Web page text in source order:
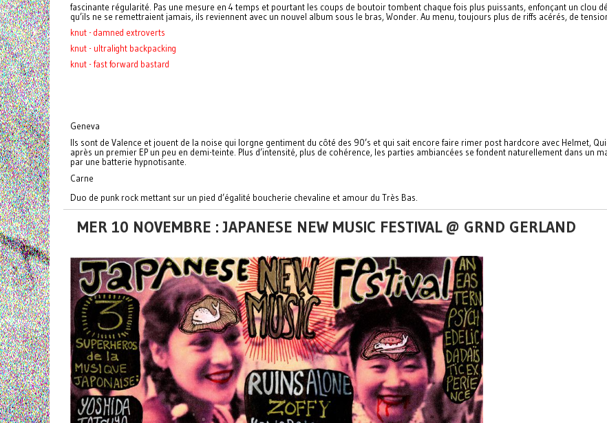
fascinante régularité. Pas une mesure en 4 temps et pourtant les coups de boutoir tombent chaque fois plus puissants, enfonçant un clou
qu’ils ne se remettraient jamais, ils reviennent avec un nouvel album sous le bras, Wonder. Au menu, toujours plus de riffs acérés, de
knut - damned extroverts
knut - ultralight backpacking
knut - fast forward bastard
Geneva
Ils sont de Valence et jouent de la noise qui lorgne gentiment du côté des 90’s et qui sait encore faire rimer post hardcore avec Helmet,
après un premier EP un peu en demi-teinte. Plus d’intensité, plus de cohérence, les parties ambiancées se fondent naturellement dans un
par une batterie hypnotisante.
Carne
Duo de punk rock mettant sur un pied d’égalité boucherie chevaline et amour du Très Bas.
MER 10 NOVEMBRE : JAPANESE NEW MUSIC FESTIVAL @ GRND GERLAND